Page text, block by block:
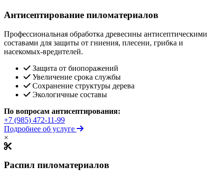
Антисептирование пиломатериалов
Профессиональная обработка древесины антисептическими
составами для защиты от гниения, плесени, грибка и
насекомых-вредителей.
Защита от биопоражений
Увеличение срока службы
Сохранение структуры дерева
Экологичные составы
По вопросам антисептирования:
+7 (985) 472-11-99
Подробнее об услуге
×
Распил пиломатериалов